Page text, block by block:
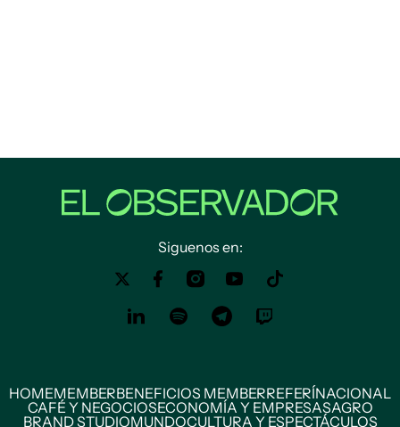
Siguenos en:
HOMEMEMBERBENEFICIOS MEMBERREFERÍNACIONAL
CAFÉ Y NEGOCIOSECONOMÍA Y EMPRESASAGRO
BRAND STUDIOMUNDOCULTURA Y ESPECTÁCULOS